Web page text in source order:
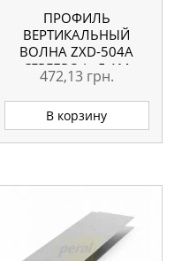
ПРОФИЛЬ
ВЕРТИКАЛЬНЫЙ
ВОЛНА ZXD-504A
СЕРЕБРО L=5.1М
ОРИГИНАЛ
472,13 грн.
В корзину